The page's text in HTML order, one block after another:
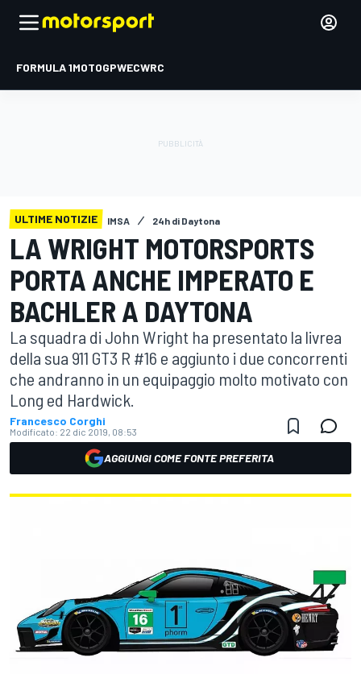
FORMULA 1MOTOGPWECWRC
ULTIME NOTIZIE IMSA 24h di Daytona
LA WRIGHT MOTORSPORTS
PORTA ANCHE IMPERATO E
BACHLER A DAYTONA
La squadra di John Wright ha presentato la livrea
della sua 911 GT3 R #16 e aggiunto i due concorrenti
che andranno in un equipaggio molto motivato con
Long ed Hardwick.
Francesco Corghi
Modificato: 22 dic 2019, 08:53
AGGIUNGI COME FONTE PREFERITA